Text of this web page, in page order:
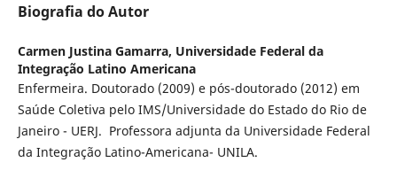
Biografia do Autor
Carmen Justina Gamarra, Universidade Federal da
Integração Latino Americana
Enfermeira. Doutorado (2009) e pós-doutorado (2012) em
Saúde Coletiva pelo IMS/Universidade do Estado do Rio de
Janeiro - UERJ. Professora adjunta da Universidade Federal
da Integração Latino-Americana- UNILA.